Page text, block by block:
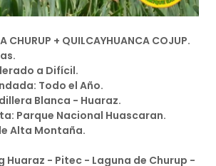
CHURUP + QUILCAYHUANCA COJUP.
a Difícil.
Todo el Año.
Blanca - Huaraz.
Parque Nacional Huascaran.
Alta Montaña.
Huaraz - Pitec - Laguna de Churup -